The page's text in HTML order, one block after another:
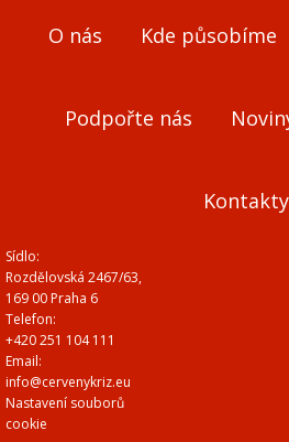
O nás Kde působíme
Podpořte nás
Kontakty
Sídlo:
Rozdělovská 2467/63,
169 00 Praha 6
Telefon:
+420 251 104 111
Email:
info@cervenykriz.eu
Nastavení souborů
cookie